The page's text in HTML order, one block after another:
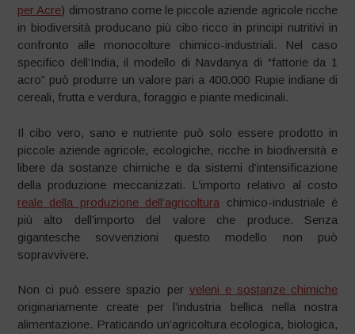
per Acre) dimostrano come le piccole aziende agricole ricche
in biodiversità producano più cibo ricco in principi nutritivi in
confronto alle monocolture chimico-industriali. Nel caso
specifico dell’India, il modello di Navdanya di “fattorie da 1
acro” può produrre un valore pari a 400.000 Rupie indiane di
cereali, frutta e verdura, foraggio e piante medicinali.
Il cibo vero, sano e nutriente può solo essere prodotto in
piccole aziende agricole, ecologiche, ricche in biodiversità e
libere da sostanze chimiche e da sistemi d’intensificazione
della produzione meccanizzati. L’importo relativo al costo
reale della produzione dell’agricoltura chimico-industriale è
più alto dell’importo del valore che produce. Senza
gigantesche sovvenzioni questo modello non può
sopravvivere.
Non ci può essere spazio per veleni e sostanze chimiche
originariamente create per l’industria bellica nella nostra
alimentazione. Praticando un’agricoltura ecologica, biologica,